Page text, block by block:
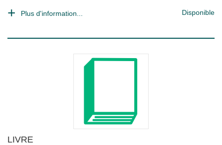
Plus d'information... Disponible
LIVRE